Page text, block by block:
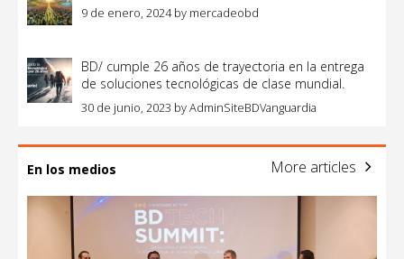
9 de enero, 2024by mercadeobd
BD/ cumple 26 años de trayectoria en la entrega
de soluciones tecnológicas de clase mundial.
30 de junio, 2023 byAdminSiteBDVanguardia
En los medios More articles